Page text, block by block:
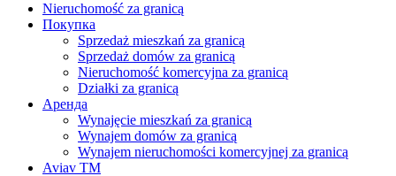
Nieruchomość za granicą
Покупка
Sprzedaż mieszkań za granicą
Sprzedaż domów za granicą
Nieruchomość komercyjna za granicą
Działki za granicą
Аренда
Wynajęcie mieszkań za granicą
Wynajem domów za granicą
Wynajem nieruchomości komercyjnej za granicą
Aviav TM